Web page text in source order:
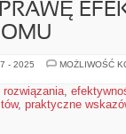
- 2025
MOŻLIWOŚĆ
,
, praktyczne